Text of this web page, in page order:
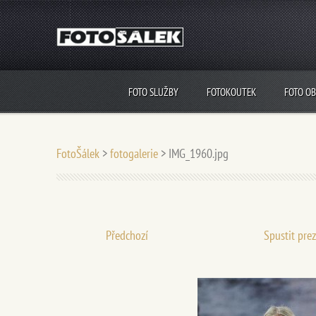
FOTO SLUŽBY FOTOKOUTEK FOTO
FotoŠálek >fotogalerie > IMG_1960.jpg
Předchozí Spustit